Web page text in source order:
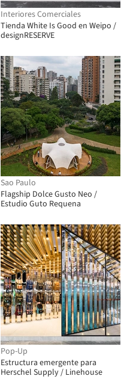
Interiores Comerciales
Tienda White Is Good en Weipo /
designRESERVE
Sao Paulo
Flagship Dolce Gusto Neo /
Estudio Guto Requena
Pop-Up
Estructura emergente para
Herschel Supply / Linehouse